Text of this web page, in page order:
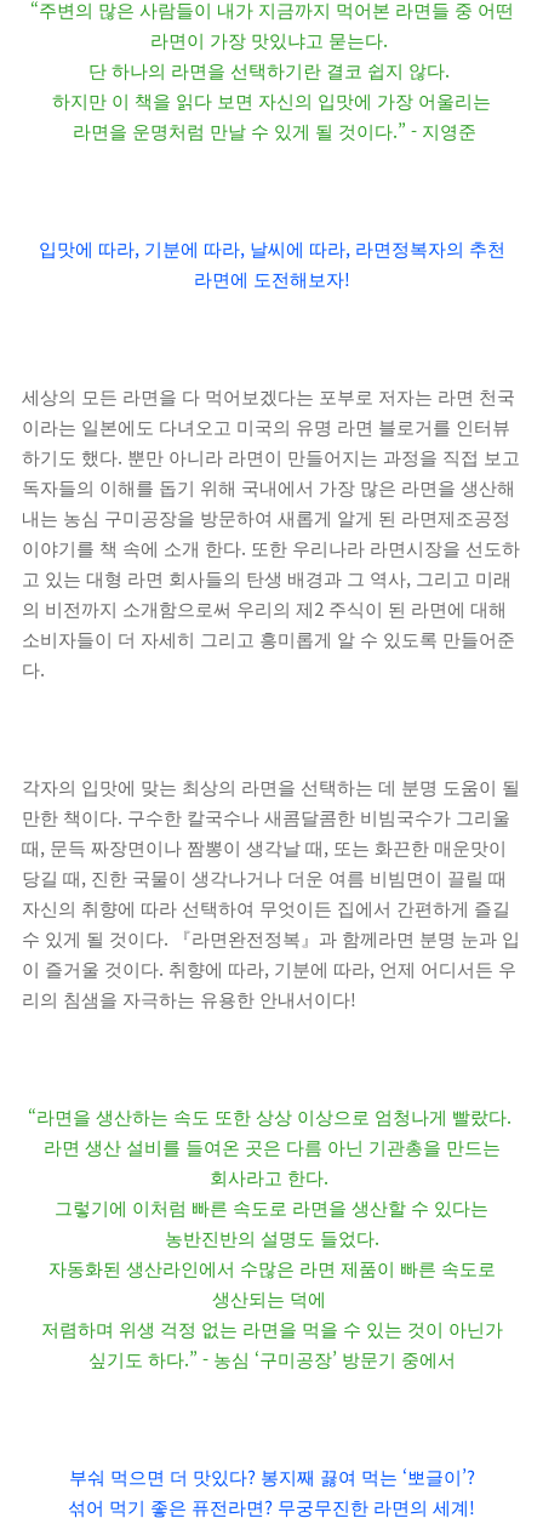
“주변의 많은 사람들이 내가 지금까지 먹어본 라면들 중 어떤
라면이 가장 맛있냐고 묻는다.
단 하나의 라면을 선택하기란 결코 쉽지 않다.
하지만 이 책을 읽다 보면 자신의 입맛에 가장 어울리는
라면을 운명처럼 만날 수 있게 될 것이다.” - 지영준
입맛에 따라, 기분에 따라, 날씨에 따라, 라면정복자의 추천
라면에 도전해보자!
세상의 모든 라면을 다 먹어보겠다는 포부로 저자는 라면 천국
이라는 일본에도 다녀오고 미국의 유명 라면 블로거를 인터뷰
하기도 했다. 뿐만 아니라 라면이 만들어지는 과정을 직접 보고
독자들의 이해를 돕기 위해 국내에서 가장 많은 라면을 생산해
내는 농심 구미공장을 방문하여 새롭게 알게 된 라면제조공정
이야기를 책 속에 소개 한다. 또한 우리나라 라면시장을 선도하
고 있는 대형 라면 회사들의 탄생 배경과 그 역사, 그리고 미래
의 비전까지 소개함으로써 우리의 제 2 주식이 된 라면에 대해
소비자들이 더 자세히 그리고 흥미롭게 알 수 있도록 만들어준
다.
각자의 입맛에 맞는 최상의 라면을 선택하는 데 분명 도움이 될
만한 책이다. 구수한 칼국수나 새콤달콤한 비빔국수가 그리울
때 , 문득 짜장면이나 짬뽕이 생각날 때 , 또는 화끈한 매운맛이
당길 때 , 진한 국물이 생각나거나 더운 여름 비빔면이 끌릴 때
자신의 취향에 따라 선택하여 무엇이든 집에서 간편하게 즐길
수 있게 될 것이다. 『라면완전정복 』 과 함께라면 분명 눈과 입
이 즐거울 것이다. 취향에 따라, 기분에 따라, 언제 어디서든 우
리의 침샘을 자극하는 유용한 안내서이다!
“라면을 생산하는 속도 또한 상상 이상으로 엄청나게 빨랐다.
라면 생산 설비를 들여온 곳은 다름 아닌 기관총을 만드는
회사라고 한다.
그렇기에 이처럼 빠른 속도로 라면을 생산할 수 있다는
농반진반의 설명도 들었다.
자동화된 생산라인에서 수많은 라면 제품이 빠른 속도로
생산되는 덕에
저렴하며 위생 걱정 없는 라면을 먹을 수 있는 것이 아닌가
싶기도 하다.” - 농심 ‘구미공장’ 방문기 중에서
부숴 먹으면 더 맛있다? 봉지째 끓여 먹는 ‘뽀글이 ’?
섞어 먹기 좋은 퓨전라면? 무궁무진한 라면의 세계 !